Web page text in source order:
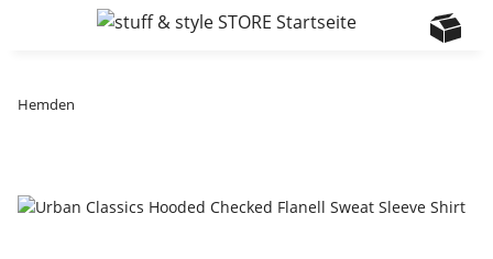
Hemden